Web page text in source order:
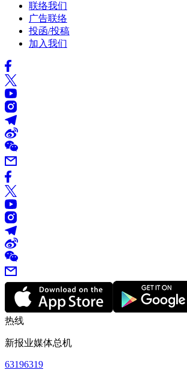
联络我们
广告联络
投函/投稿
加入我们
热线
新报业媒体总机
63196319